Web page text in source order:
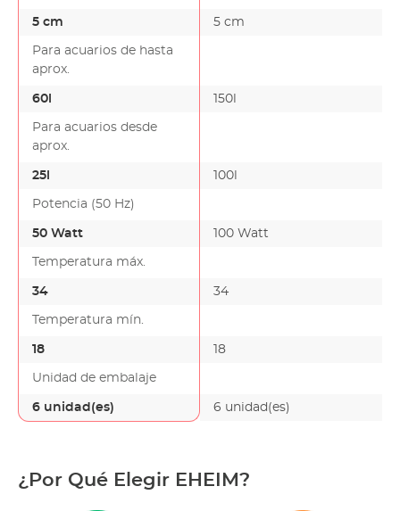
5 cm 5 cm
Para acuarios de hasta
aprox.
60l 150l
Para acuarios desde
aprox.
25l 100l
Potencia (50 Hz)
50 Watt 100 Watt
Temperatura máx.
34 34
Temperatura mín.
18 18
Unidad de embalaje
6 unidad(es) 6 unidad(es)
¿Por Qué Elegir EHEIM?